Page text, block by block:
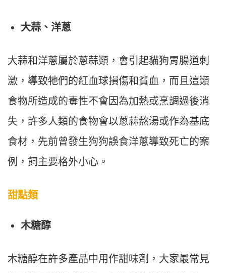
大蒜、洋蔥
大蒜和洋蔥屬於蔥蒜類，會引起貓狗胃腸道刺
激，導致牠們的紅血球損傷和貧血，而且這類
食物所造成的毒性不會因為加熱或烹調過後消
失，許多人類的食物會以蔥蒜熬湯或作為基底
食材，先前曾發生狗狗誤食洋蔥導致死亡的案
例，飼主要格外小心。
甜點類
木糖醇
木糖醇在許多產品中用作甜味劑，大家最常見